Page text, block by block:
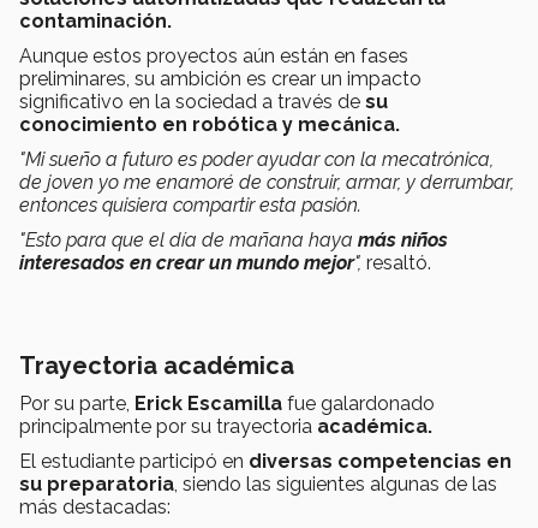
contaminación.
Aunque estos proyectos aún están en fases
preliminares, su ambición es crear un impacto
significativo en la sociedad a través de su
conocimiento en robótica y mecánica.
"Mi sueño a futuro es poder ayudar con la mecatrónica,
de joven yo me enamoré de construir, armar, y derrumbar,
entonces quisiera compartir esta pasión.
"Esto para que el día de mañana haya más niños
interesados en crear un mundo mejor", resaltó.
Trayectoria académica
Por su parte, Erick Escamilla fue galardonado
principalmente por su trayectoria académica.
El estudiante participó en diversas competencias en
su preparatoria, siendo las siguientes algunas de las
más destacadas: